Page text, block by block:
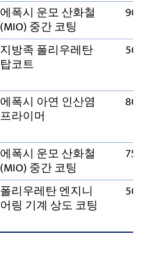
에폭시 운모 산화철
(MIO) 중간 코팅
지방족 폴리우레탄
탑코트
에폭시 아연 인산염
프라이머
에폭시 운모 산화철
(MIO) 중간 코팅
폴리우레탄 엔지니
어링 기계 상도 코팅